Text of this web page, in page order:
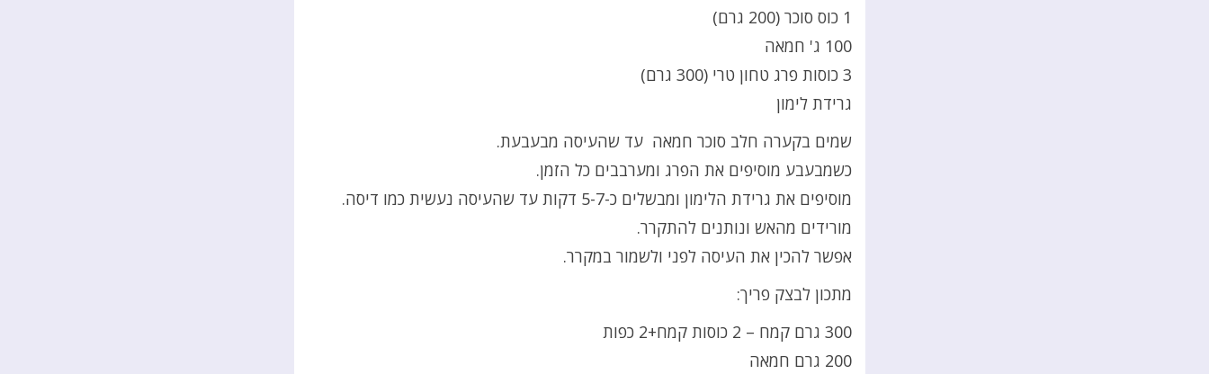
1 כוס סוכר (200 גרם)
100 ג' חמאה
3 כוסות פרג טחון טרי (300 גרם)
גרידת לימון
שמים בקערה חלב סוכר חמאה עד שהעיסה מבעבעת.
כשמבעבע מוסיפים את הפרג ומערבבים כל הזמן.
מוסיפים את גרידת הלימון ומבשלים כ-5-7 דקות עד שהעיסה נעשית כמו דיסה.
מורידים מהאש ונותנים להתקרר.
אפשר להכין את העיסה לפני ולשמור במקרר.
מתכון לבצק פריך:
300 גרם קמח – 2 כוסות קמח+2 כפות
200 גרם חמאה